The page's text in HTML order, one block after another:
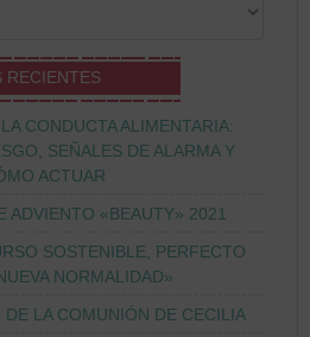
RECIENTES
CONDUCTA ALIMENTARIA:
SEÑALES DE ALARMA Y
ACTUAR
ADVIENTO «BEAUTY» 2021
SOSTENIBLE, PERFECTO
NORMALIDAD»
DE LA COMUNIÓN DE CECILIA